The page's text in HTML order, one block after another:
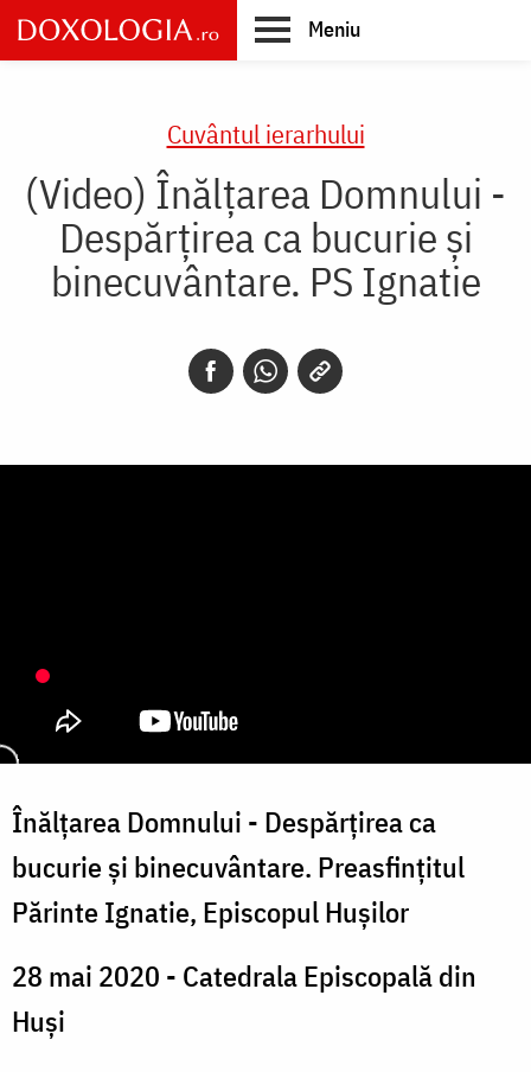
Skip
to
main
Meniu
Cuvântul ierarhului
(Video) Înălțarea Domnului -
Despărțirea ca bucurie și
binecuvântare. PS Ignatie
Înălțarea Domnului - Despărțirea ca
bucurie și binecuvântare. Preasfințitul
Părinte Ignatie, Episcopul Hușilor
28 mai 2020 - Catedrala Episcopală din
Huși